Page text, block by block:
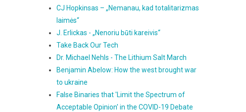
CJ Hopkinsas – „Nemanau, kad totalitarizmas
laimės“
J. Erlickas - „Nenoriu būti kareivis“
Take Back Our Tech
Dr. Michael Nehls - The Lithium Salt March
Benjamin Abelow: How the west brought war
to ukraine
False Binaries that 'Limit the Spectrum of
Acceptable Opinion' in the COVID-19 Debate